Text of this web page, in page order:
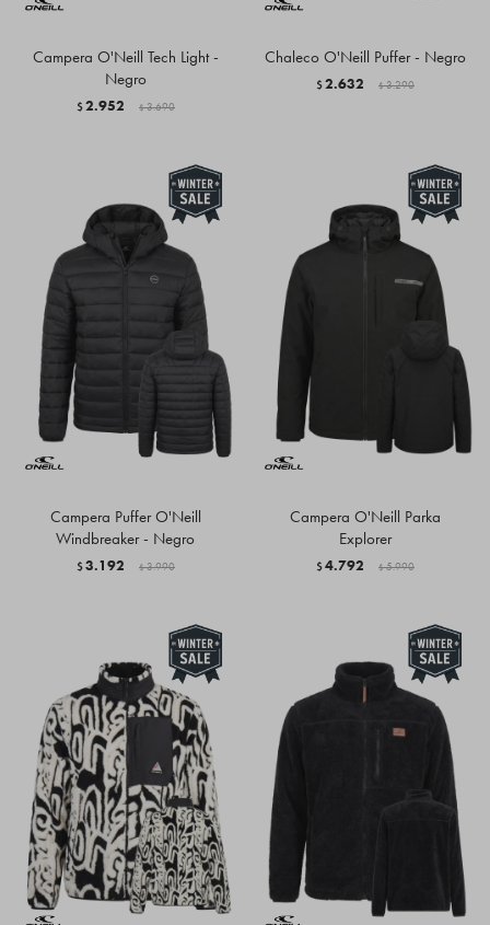
Campera O'Neill Tech Light -
Negro
$2.952 $ 3.690
Chaleco O'Neill Puffer - Negro
$2.632 $ 3.290
Campera Puffer O'Neill
Windbreaker - Negro
$3.192 $ 3.990
Campera O'Neill Parka
Explorer
$4.792 $ 5.990